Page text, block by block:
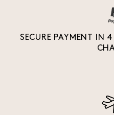
SECURE PAYMENT IN